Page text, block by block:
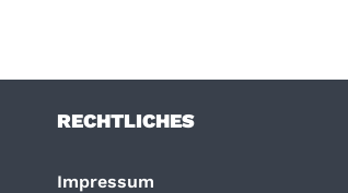
RECHTLICHES
Impressum